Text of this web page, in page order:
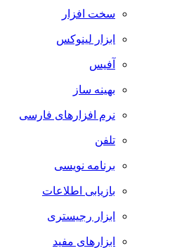
سخت افزار
ابزار لینوکس
آفیس
بهینه ساز
نرم افزارهای فارسی
تلفن
برنامه نویسی
بازیابی اطلاعات
ابزار رجیستری
ابزارهای مفید